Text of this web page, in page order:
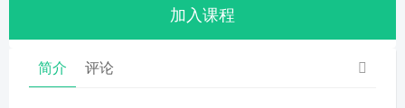
加入课程
简介 评论